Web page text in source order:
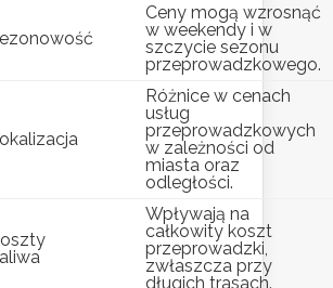
Ceny mogą wzrosnąć
w weekendy i w
szczycie sezonu
przeprowadzkowego.
Różnice w cenach
usług
przeprowadzkowych
w zależności od
miasta oraz
odległości.
Wpływają na
całkowity koszt
przeprowadzki,
zwłaszcza przy
długich trasach.